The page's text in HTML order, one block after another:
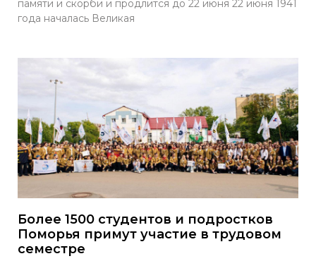
памяти и скорби и продлится до 22 июня 22 июня 1941
года началась Великая
Более 1500 студентов и подростков
Поморья примут участие в трудовом
семестре